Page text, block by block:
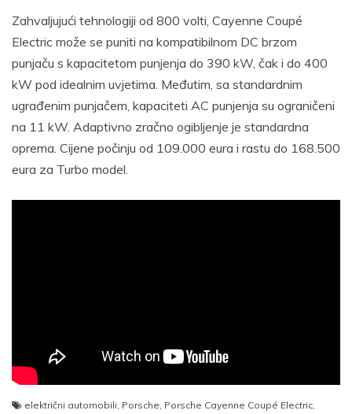
Zahvaljujući tehnologiji od 800 volti, Cayenne Coupé
Electric može se puniti na kompatibilnom DC brzom
punjaču s kapacitetom punjenja do 390 kW, čak i do 400
kW pod idealnim uvjetima. Međutim, sa standardnim
ugrađenim punjačem, kapaciteti AC punjenja su ograničeni
na 11 kW. Adaptivno zračno ogibljenje je standardna
oprema. Cijene počinju od 109.000 eura i rastu do 168.500
eura za Turbo model.
električni automobili, Porsche, Porsche Cayenne Coupé Electric,